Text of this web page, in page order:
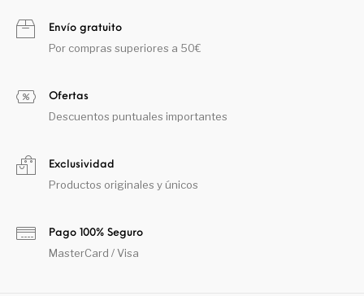
Envío gratuito
Por compras superiores a 50€
Ofertas
Descuentos puntuales importantes
Exclusividad
Productos originales y únicos
Pago 100% Seguro
MasterCard / Visa